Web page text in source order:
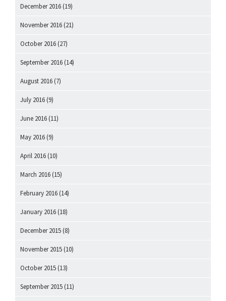
December 2016 (19)
November 2016 (21)
October 2016 (27)
September 2016 (14)
August 2016 (7)
July 2016 (9)
June 2016 (11)
May 2016 (9)
April 2016 (10)
March 2016 (15)
February 2016 (14)
January 2016 (18)
December 2015 (8)
November 2015 (10)
October 2015 (13)
September 2015 (11)